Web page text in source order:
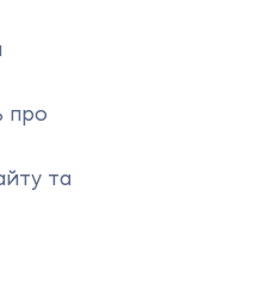
про
та